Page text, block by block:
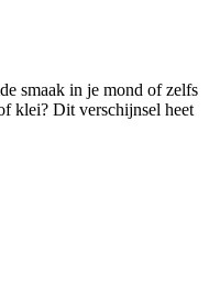
smaak in je mond of zelfs
klei? Dit verschijnsel heet